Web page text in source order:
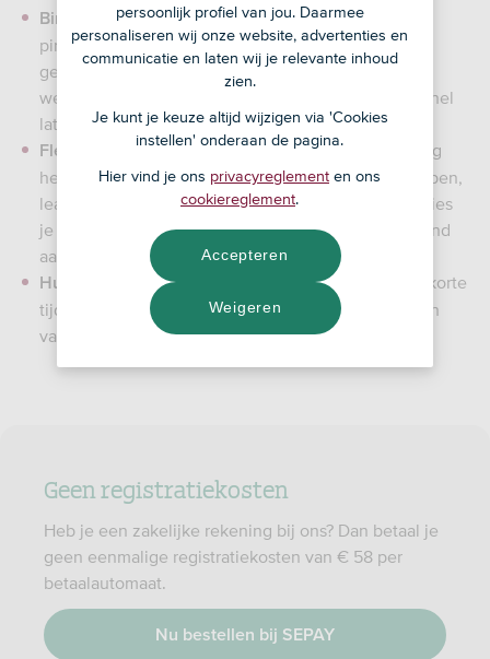
Binnen 2 werkdagen geleverd:vraag je een
pinautomaat aan bij SEPAY? Dan krijg je die
gebruiksklaar toegestuurd. Meestal is dat binnen 2
werkdagen. Zo kun je je klanten meteen veilig en snel
laten afrekenen.
Flexibel samenstellen:bij SEPAY kies je wat jij
nodig
hebt voor jouw bedrijf. Je kunt een pinautomaat kopen,
leasen of huren. En je bepaalt zelf hoeveel transacties
je nodig hebt. Je kunt je transactiebundel elke maand
aanpassen.
Huren kan al vanaf 1 dag:
heb je eenmalig of voor korte
tijd een pinautomaat nodig? Kies dan voor het huren
van een betaalautomaat. Dat kan al voor 1 dag.
Geen registratiekosten
Heb je een zakelijke rekening bij ons? Dan betaal je
geen eenmalige registratiekosten van € 58 per
betaalautomaat.
Nu bestellen bij SEPAY
persoonlijk profiel van jou. Daarmee
personaliseren wij onze website, advertenties en
communicatie en laten wij je relevante inhoud
zien.
Je kunt je keuze altijd wijzigen via 'Cookies
instellen' onderaan de pagina.
Hier vind je ons privacyreglement en ons
cookiereglement.
Weigeren
Accepteren